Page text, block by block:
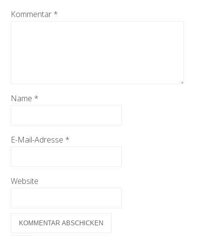
Kommentar *
Name *
E-Mail-Adresse *
Website